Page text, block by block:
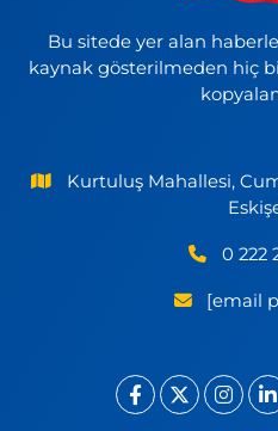
Bu sitede yer alan
kaynak gösterilmeden hiç
Kurtuluş Mahallesi,
0 222
[email